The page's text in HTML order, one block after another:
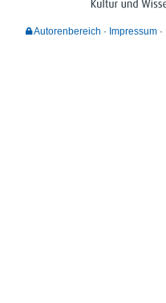
Autorenbereich Impressum